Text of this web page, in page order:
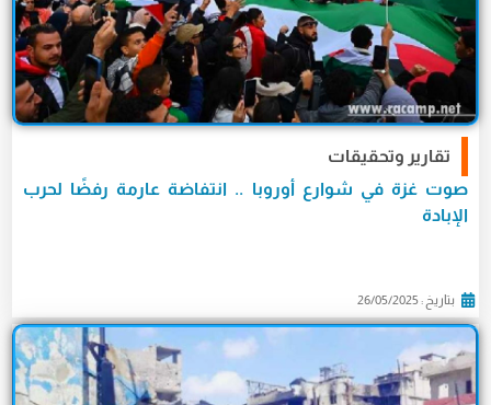
تقارير وتحقيقات
صوت غزة في شوارع أوروبا .. انتفاضة عارمة رفضًا لحرب
الإبادة
بتاريخ : 26/05/2025